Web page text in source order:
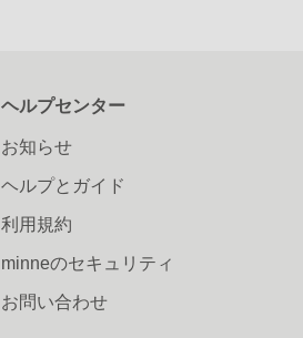
ヘルプセンター
お知らせ
ヘルプとガイド
利用規約
minneのセキュリティ
お問い合わせ